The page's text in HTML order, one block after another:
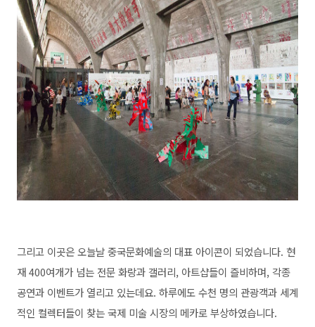
그리고 이곳은 오늘날 중국문화예술의 대표 아이콘이 되었습니다. 현
재 400여개가 넘는 전문 화랑과 갤러리, 아트샵들이 즐비하며, 각종
공연과 이벤트가 열리고 있는데요. 하루에도 수천 명의 관광객과 세계
적인 컬렉터들이 찾는 국제 미술 시장의 메카로 부상하였습니다.